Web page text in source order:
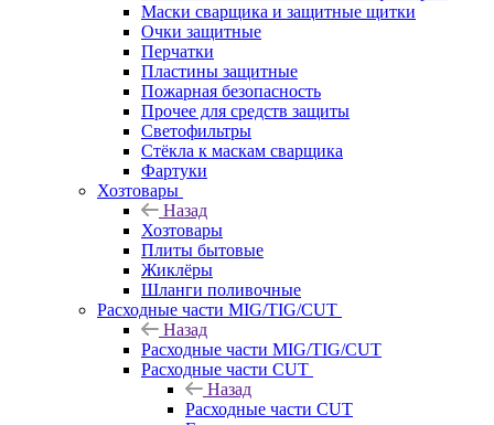
Маски сварщика и защитные щитки
Очки защитные
Перчатки
Пластины защитные
Пожарная безопасность
Прочее для средств защиты
Светофильтры
Стёкла к маскам сварщика
Фартуки
Хозтовары
Назад
Хозтовары
Плиты бытовые
Жиклёры
Шланги поливочные
Расходные части MIG/TIG/CUT
Назад
Расходные части MIG/TIG/CUT
Расходные части CUT
Назад
Расходные части CUT